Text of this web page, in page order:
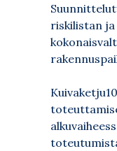
riskilistan